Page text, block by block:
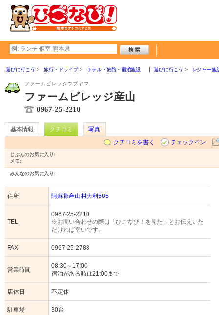
遊びに行こう 旅行・ドライブ ホテル・旅館・宿泊施設 遊びに行こう レジャー施
ファームビレッジウブヤマ
ファームビレッジ産山
0967-25-2210
基本情報 クチコミ
写真
クチコミを書く
チェックイン
じぶんのお気に入り:
メモ:
みんなのお気に入り:
住所 阿蘇郡産山村大利585
TEL
0967-25-2210
※お問い合わせの際は「ひごなび！を見た」とお伝えいた
だければ幸いです。
FAX 0967-25-2788
営業時間
08:30～17:00
宿泊がある時は21:00まで
店休日 不定休
駐車場 30台